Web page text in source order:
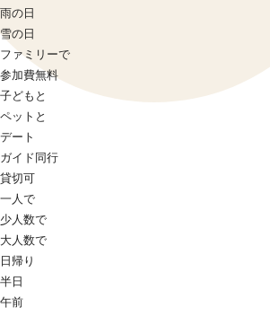
雨の日
雪の日
ファミリーで
参加費無料
子どもと
ペットと
デート
ガイド同行
貸切可
一人で
少人数で
大人数で
日帰り
半日
午前